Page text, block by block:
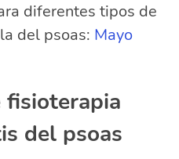
diferentes tipos de
del psoas: Mayo
fisioterapia
del psoas